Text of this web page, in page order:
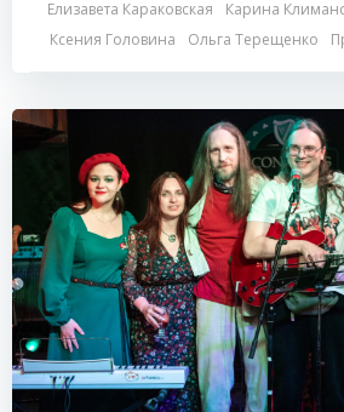
Елизавета Караковская
Карина
Ксения Головина
Ольга Терещенко